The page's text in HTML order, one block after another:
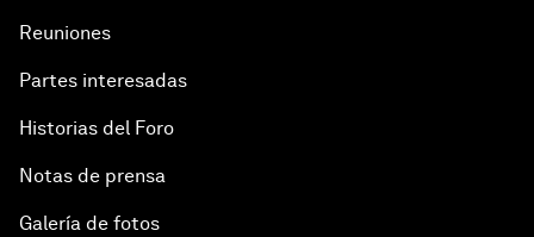
Reuniones
Partes interesadas
Historias del Foro
Notas de prensa
Galería de fotos